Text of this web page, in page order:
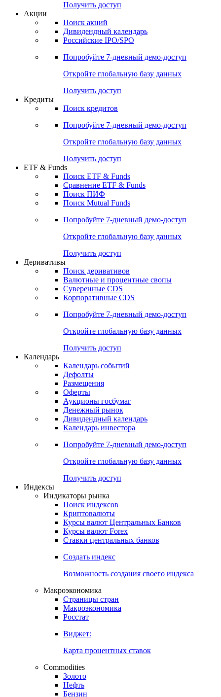
Получить доступ
Акции
Поиск акций
Дивидендный календарь
Российские IPO/SPO
Попробуйте 7-дневный демо-доступ
Откройте глобальную базу данных
Получить доступ
Кредиты
Поиск кредитов
Попробуйте 7-дневный демо-доступ
Откройте глобальную базу данных
Получить доступ
ETF & Funds
Поиск ETF & Funds
Сравнение ETF & Funds
Поиск ПИФ
Поиск Mutual Funds
Попробуйте 7-дневный демо-доступ
Откройте глобальную базу данных
Получить доступ
Деривативы
Поиск деривативов
Валютные и процентные свопы
Суверенные CDS
Корпоративные CDS
Попробуйте 7-дневный демо-доступ
Откройте глобальную базу данных
Получить доступ
Календарь
Календарь событий
Дефолты
Размещения
Оферты
Аукционы госбумаг
Денежный рынок
Дивидендный календарь
Календарь инвестора
Попробуйте 7-дневный демо-доступ
Откройте глобальную базу данных
Получить доступ
Индексы
Индикаторы рынка
Поиск индексов
Криптовалюты
Курсы валют Центральных Банков
Курсы валют Forex
Ставки центральных банков
Создать индекс
Возможность создания своего индекса
Макроэкономика
Страницы стран
Макроэкономика
Росстат
Виджет:
Карта процентных ставок
Commodities
Золото
Нефть
Бензин